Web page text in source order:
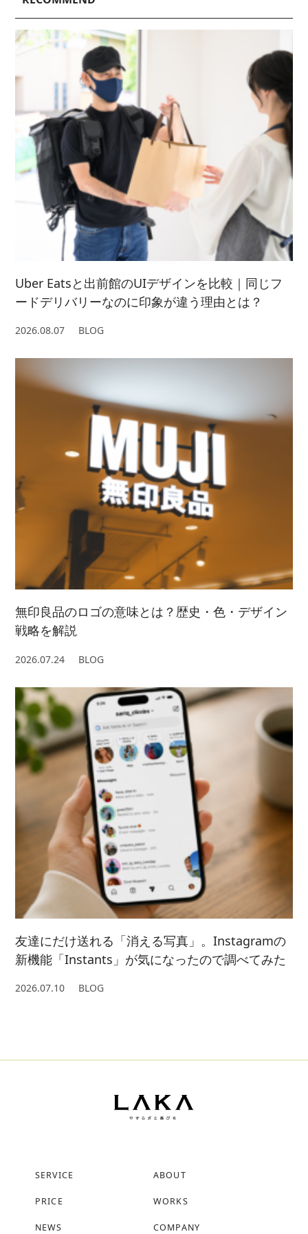
2025/ 2 (5)
2025/ 1 (4)
2024/ 3 (5)
2024/ 2 (4)
2024/ 1 (5)
2023/ 6 (2)
2023/ 5 (2)
2023/ 4 (3)
2023/ 3 (3)
2023/ 2 (2)
2023/ 1 (3)
2022/ 7 (5)
2022/ 6 (4)
2022/ 5 (5)
2022/ 4 (7)
2022/ 3 (4)
2022/ 2 (5)
2022/ 1 (5)
2021/ 9 (6)
2021/ 8 (3)
2021/ 7 (7)
2021/ 6 (5)
2021/ 5 (4)
2021/ 4 (7)
2021/ 3 (2)
2021/ 2 (4)
2020/ 7 (1)
Uber Eatsと出前館のUIデザインを比較｜同じフ
ードデリバリーなのに印象が違う理由とは？
2026.08.07 BLOG
無印良品のロゴの意味とは？歴史・色・デザイン
戦略を解説
2026.07.24 BLOG
友達にだけ送れる「消える写真」。Instagramの
新機能「Instants」が気になったので調べてみた
2026.07.10 BLOG
SERVICE ABOUT
PRICE WORKS
NEWS COMPANY